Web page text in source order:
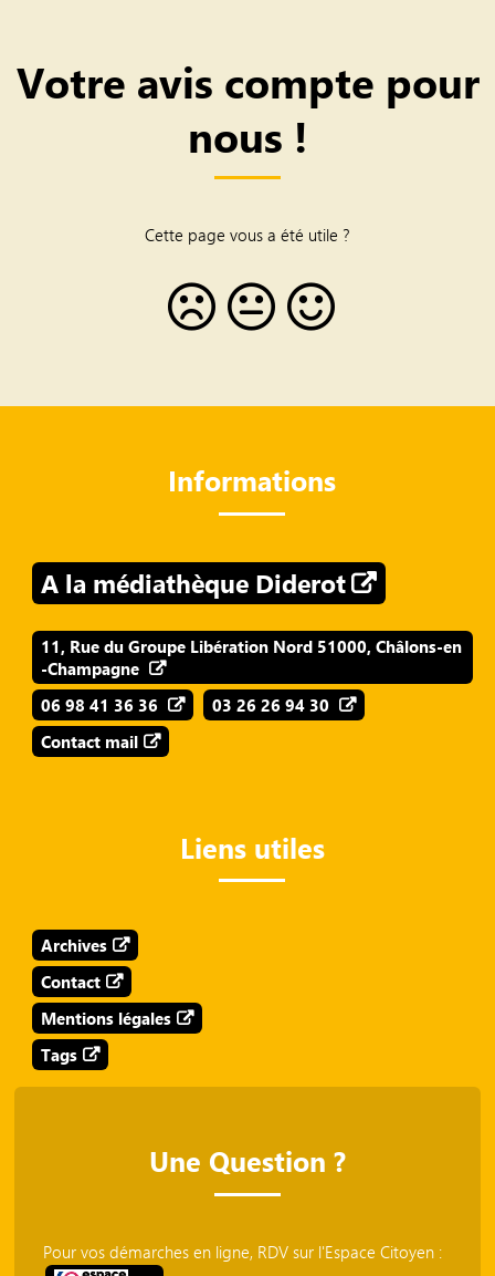
Votre avis compte pour
nous !
Cette page vous a été utile ?
Informations
A la médiathèque Diderot
11, Rue du Groupe Libération Nord 51000, Châlons-en
-Champagne
06 98 41 36 36
03 26 26 94 30
Contact mail
Liens utiles
Archives
Contact
Mentions légales
Tags
Une Question ?
Pour vos démarches en ligne, RDV sur l'Espace Citoyen :